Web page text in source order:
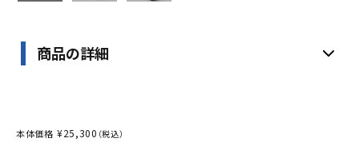
商品の詳細
本体価格 ¥25,300 （税込）